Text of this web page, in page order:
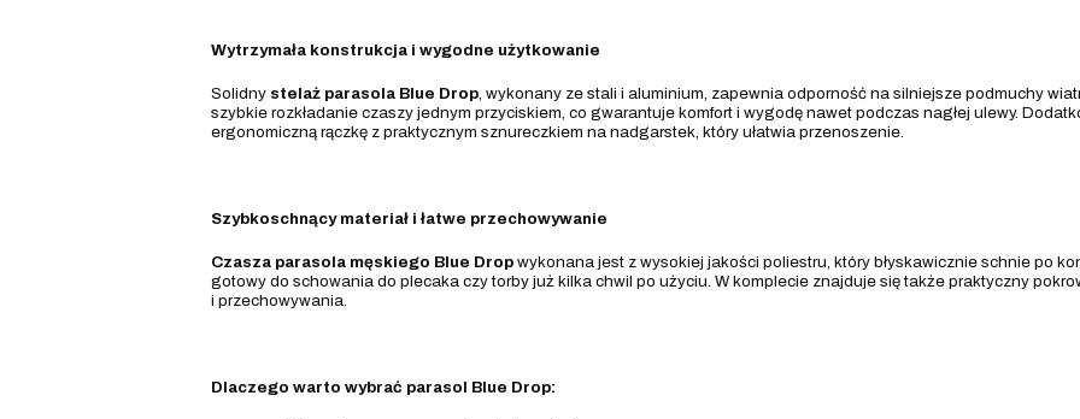
Wytrzymała konstrukcja i wygodne użytkowanie
Solidny stelaż parasola Blue Drop, wykonany ze stali i aluminium, zapewnia odporność na silniejsze podmuchy
szybkie rozkładanie czaszy jednym przyciskiem, co gwarantuje komfort i wygodę nawet podczas nagłej ulewy.
ergonomiczną rączkę z praktycznym sznureczkiem na nadgarstek, który ułatwia przenoszenie.
Szybkoschnący materiał i łatwe przechowywanie
Czasza parasola męskiego Blue Dropwykonana jest z wysokiej jakości poliestru, który błyskawicznie schnie po
gotowy do schowania do plecaka czy torby już kilka chwil po użyciu. W komplecie znajduje się także praktyczny
i przechowywania.
Dlaczego warto wybrać parasol Blue Drop: